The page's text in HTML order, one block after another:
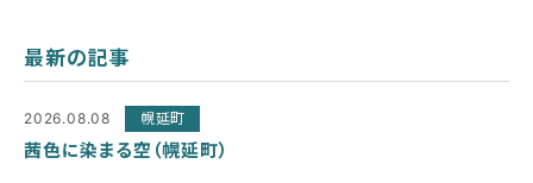
最新の記事
2026.08.08 幌延町
茜色に染まる空（幌延町）